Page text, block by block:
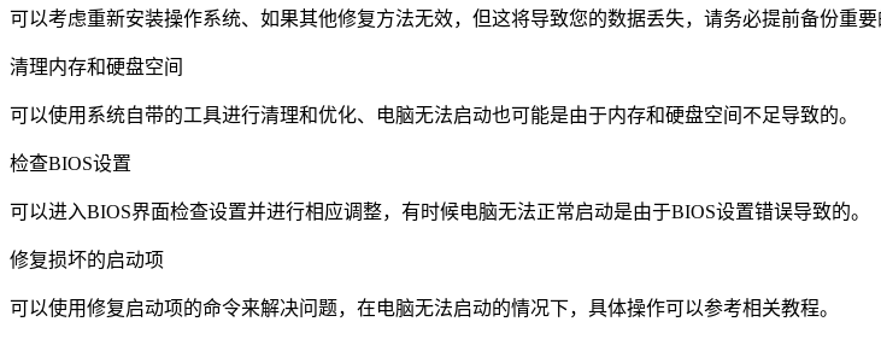
可以考虑重新安装操作系统、如果其他修复方法无效，但这将导致您的数据丢失，请务必提前备份重要
清理内存和硬盘空间
可以使用系统自带的工具进行清理和优化、电脑无法启动也可能是由于内存和硬盘空间不足导致的。
检查BIOS设置
可以进入BIOS界面检查设置并进行相应调整，有时候电脑无法正常启动是由于BIOS设置错误导致的。
修复损坏的启动项
可以使用修复启动项的命令来解决问题，在电脑无法启动的情况下，具体操作可以参考相关教程。